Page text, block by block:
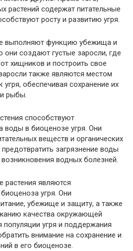
растений содержат питательные
росту и развитию угря.
выполняют функцию убежища и
они создают густые заросли, где
хищников и построить свое
также являются местом
обеспечивая сохранение их
рыбы.
способствуют
воды в биоценозе угря. Они
веществ и органических
загрязнение воды
водных болезней.
являются
угря. Они
убежище и защиту, а также
качества окружающей
угря и поддержания
внимание на сохранение и
в его биоценозе.